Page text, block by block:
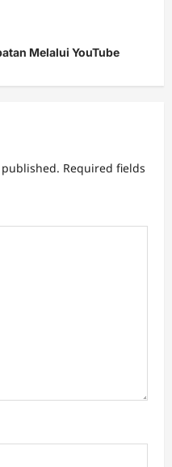
Melalui YouTube
Required fields